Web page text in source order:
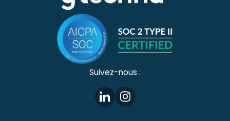
Suivez-nous :